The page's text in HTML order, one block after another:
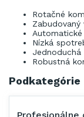
Rotačné
Zabudovaný
Nízká
Jednoduchá
Robustná
Podkategórie